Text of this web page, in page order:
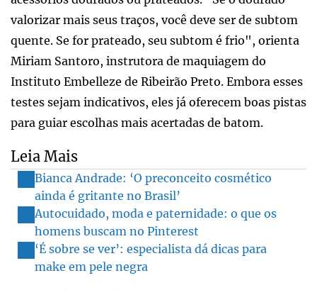
valorizar mais seus traços, você deve ser de subtom
quente. Se for prateado, seu subtom é frio", orienta
Miriam Santoro, instrutora de maquiagem do
Instituto Embelleze de Ribeirão Preto. Embora esses
testes sejam indicativos, eles já oferecem boas pistas
para guiar escolhas mais acertadas de batom.
Leia Mais
Bianca Andrade: ‘O preconceito cosmético
ainda é gritante no Brasil’
Autocuidado, moda e paternidade: o que os
homens buscam no Pinterest
‘É sobre se ver’: especialista dá dicas para
make em pele negra